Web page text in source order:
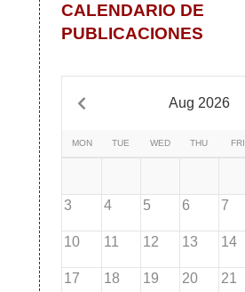
CALENDARIO DE
PUBLICACIONES
Aug 2026
MON TUE WED THU FRI
3 4 5 6 7
10 11 12 13 14
17 18 19 20 21